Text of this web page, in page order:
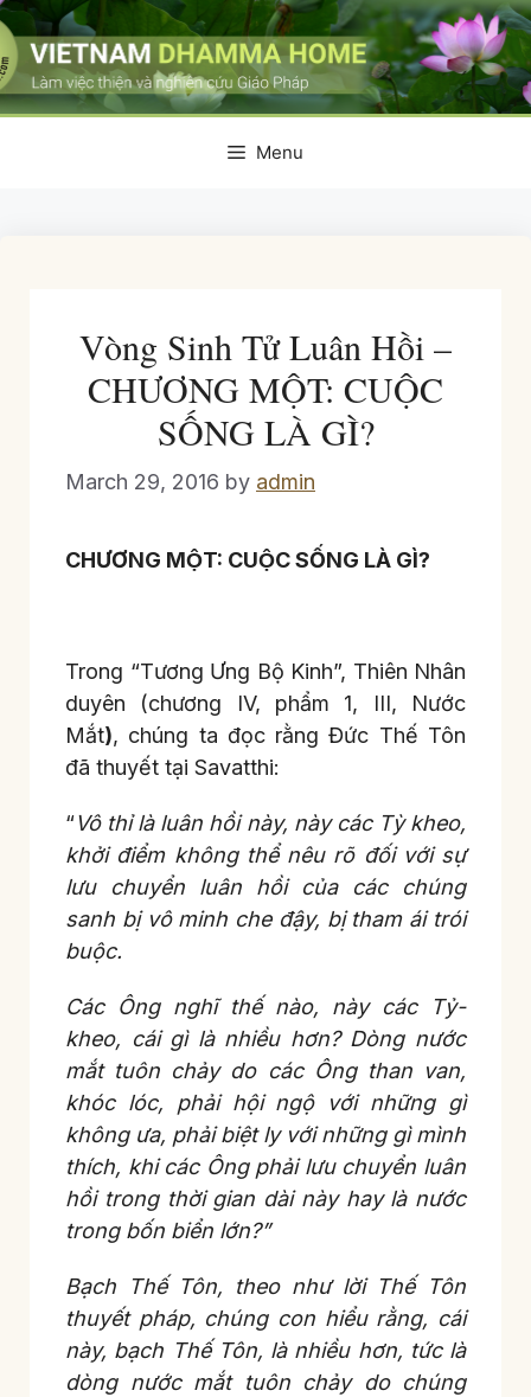
Skip
to
content
Menu
Vòng Sinh Tử Luân Hồi –
CHƯƠNG MỘT: CUỘC
SỐNG LÀ GÌ?
March 29, 2016 by admin
CHƯƠNG MỘT: CUỘC SỐNG LÀ GÌ?
Trong “Tương Ưng Bộ Kinh”, Thiên Nhân
duyên (chương IV, phẩm 1, III, Nước
Mắt), chúng ta đọc rằng Đức Thế Tôn
đã thuyết tại Savatthi:
“Vô thỉ là luân hồi này, này các Tỳ kheo,
khởi điểm không thể nêu rõ đối với sự
lưu chuyển luân hồi của các chúng
sanh bị vô minh che đậy, bị tham ái trói
buộc.
Các Ông nghĩ thế nào, này các Tỷ-
kheo, cái gì là nhiều hơn? Dòng nước
mắt tuôn chảy do các Ông than van,
khóc lóc, phải hội ngộ với những gì
không ưa, phải biệt ly với những gì mình
thích, khi các Ông phải lưu chuyển luân
hồi trong thời gian dài này hay là nước
trong bốn biển lớn?”
Bạch Thế Tôn, theo như lời Thế Tôn
thuyết pháp, chúng con hiểu rằng, cái
này, bạch Thế Tôn, là nhiều hơn, tức là
dòng nước mắt tuôn chảy do chúng